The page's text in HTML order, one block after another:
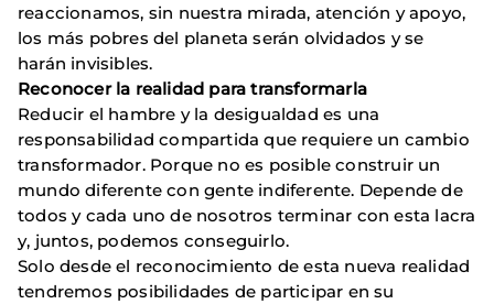
reaccionamos, sin nuestra mirada, atención y apoyo,
los más pobres del planeta serán olvidados y se
harán invisibles.
Reconocer la realidad para transformarla
Reducir el hambre y la desigualdad es una
responsabilidad compartida que requiere un cambio
transformador. Porque no es posible construir un
mundo diferente con gente indiferente. Depende de
todos y cada uno de nosotros terminar con esta lacra
y, juntos, podemos conseguirlo.
Solo desde el reconocimiento de esta nueva realidad
tendremos posibilidades de participar en su